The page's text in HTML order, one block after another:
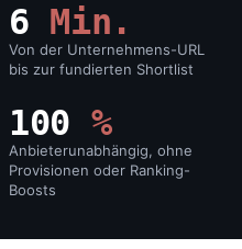
6 Min.
Von der Unternehmens-URL
bis zur fundierten Shortlist
100 %
Anbieterunabhängig, ohne
Provisionen oder Ranking-
Boosts